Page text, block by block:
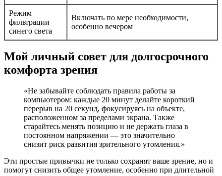
Режим
фильтрации
синего света
Включать по мере необходимости,
особенно вечером
Мой личный совет для долгосрочного
комфорта зрения
«Не забывайте соблюдать правила работы за
компьютером: каждые 20 минут делайте короткий
перерыв на 20 секунд, фокусируясь на объекте,
расположенном за пределами экрана. Также
старайтесь менять позицию и не держать глаза в
постоянном напряжении — это значительно
снизит риск развития зрительного утомления.»
Эти простые привычки не только сохранят ваше зрение, но и
помогут снизить общее утомление, особенно при длительной